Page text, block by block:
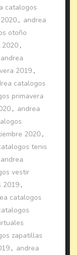
catalogos
, andrea
otoño
,
andrea
2019 ,
catalogos
primavera
, andrea
2020 ,
tenis
andrea
vestir
2019 ,
catalogos
zapatillas
, andrea